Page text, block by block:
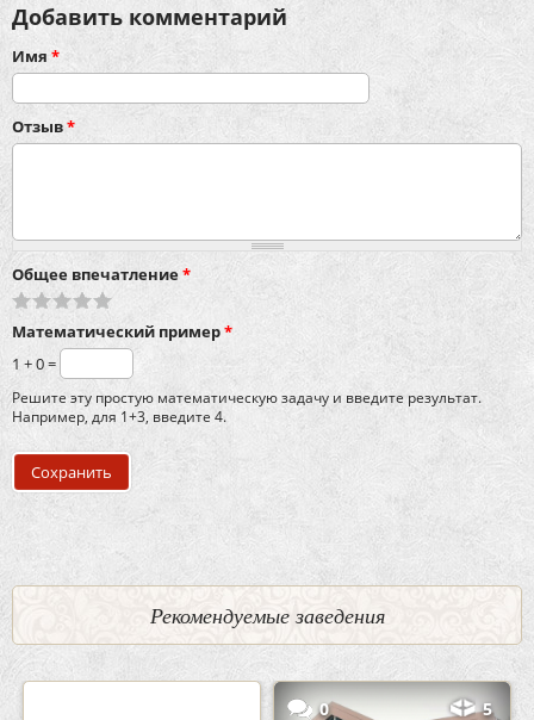
Добавить комментарий
Имя *
Отзыв*
Общее впечатление*
Математический пример*
1 + 0 =
Решите эту простую математическую задачу и введите результат.
Например, для 1+3, введите 4.
Рекомендуемые заведения
0 5